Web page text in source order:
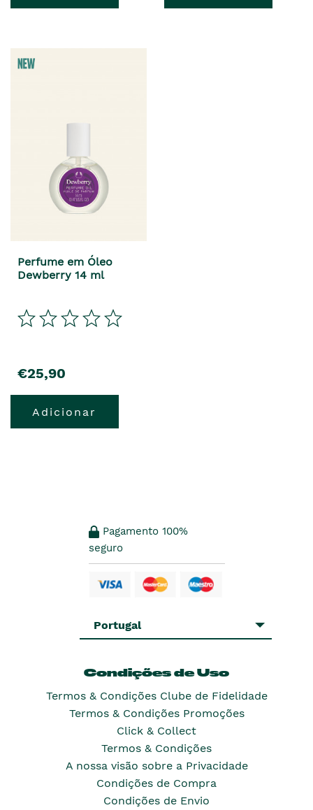
Perfume em Óleo
Dewberry 14 ml
€25,90
Adicionar
Pagamento 100%
seguro
Portugal
Condições de Uso
Termos & Condições Clube de Fidelidade
Termos & Condições Promoções
Click & Collect
Termos & Condições
A nossa visão sobre a Privacidade
Condições de Compra
Condições de Envio